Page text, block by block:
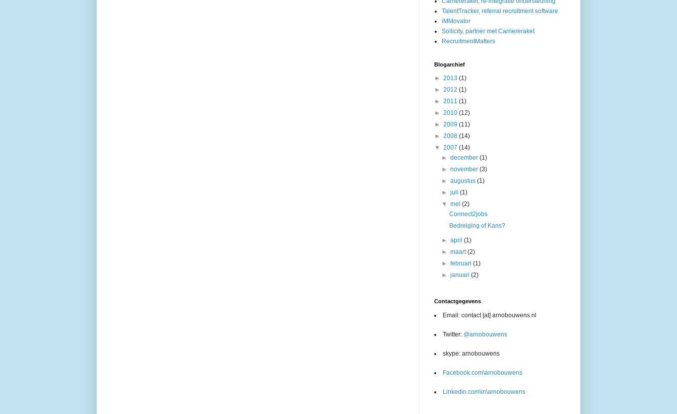
TalentTracker, referral recruitment software
iMMovator
Sollicity, partner met Carriereraket
RecruitmentMatters
Blogarchief
► 2013 (1)
► 2012 (1)
► 2011 (1)
► 2010 (12)
► 2009 (11)
► 2008 (14)
▼ 2007 (14)
►december(1)
►november(3)
►augustus(1)
►juli(1)
▼mei(2)
Connect2jobs
Bedreiging of Kans?
►april(1)
►maart(2)
►februari(1)
►januari(2)
Contactgegevens
Email: contact [at] arnobouwens.nl
Twitter: @arnobouwens
skype: arnobouwens
Facebook.com\arnobouwens
Linkedin.com\in\arnobouwens